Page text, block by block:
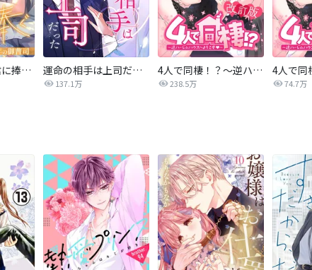
最後の恋を君に捧ぐ～余命1年の御曹司～ 運命の相手は上司だった
137.1万
4人で同棲！？～逆ハーレムハウスへようこそ♥～【改訂版】
238.5万 74.7万